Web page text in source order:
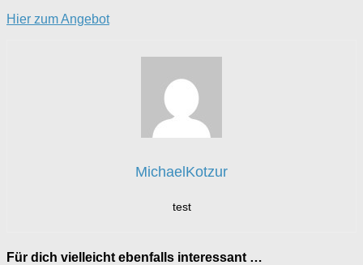
Hier zum Angebot
MichaelKotzur
test
Für dich vielleicht ebenfalls interessant …